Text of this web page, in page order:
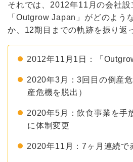
それでは、2012年11月の会社設
「Outgrow Japan」がどのよう
か、12期目までの軌跡を振り返
2012年11月1日：「
2020年3月：3回目の倒産
産危機を脱出）
2020年5月：飲食事業を手
に体制変更
2020年11月：7ヶ月連続で